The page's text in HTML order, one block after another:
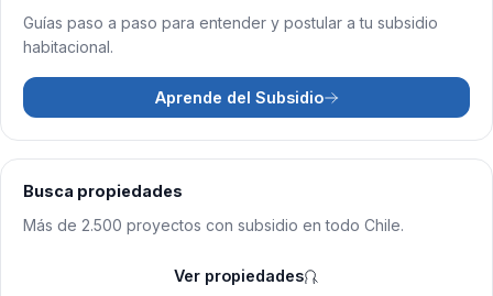
Guías paso a paso para entender y postular a tu subsidio
habitacional.
Aprende del Subsidio
Busca propiedades
Más de 2.500 proyectos con subsidio en todo Chile.
Ver propiedades